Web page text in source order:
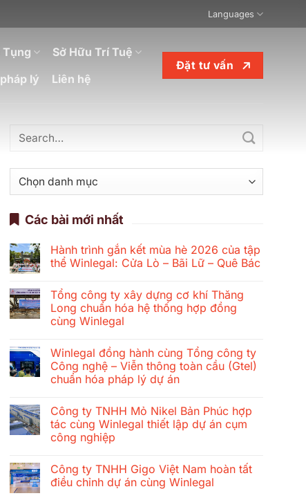
Languages
Tụng
Sở Hữu Trí Tuệ
lý Liên hệ
Đặt tư vấn
Danh
mục
Các bài mới nhất
Hành trình gắn kết mùa hè 2026 của tập
thể Winlegal: Cửa Lò – Bãi Lữ – Quê Bác
bình
luận
ở
Hành
kết
mùa
hè
2026
của
Winlegal:
Cửa
Lò
–
–
Quê
Bác
Tổng công ty xây dựng cơ khí Thăng
Long chuẩn hóa hệ thống hợp đồng
cùng Winlegal
bình
luận
ở
Tổng
xây
dựng
cơ
khí
Thăng
hóa
hệ
thống
Winlegal đồng hành cùng Tổng công ty
Công nghệ – Viễn thông toàn cầu (Gtel)
chuẩn hóa pháp lý dự án
bình
luận
ở
Winlegal
cùng
Tổng
công
Công ty TNHH Mỏ Nikel Bản Phúc hợp
tác cùng Winlegal thiết lập dự án cụm
công nghiệp
bình
luận
ở
Công ty TNHH Gigo Việt Nam hoàn tất
điều chỉnh dự án cùng Winlegal